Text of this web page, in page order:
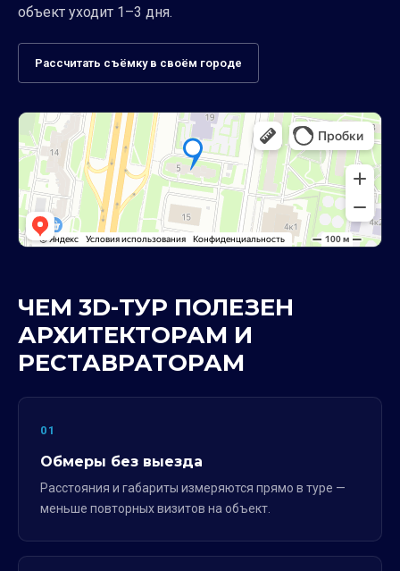
объект уходит 1–3 дня.
Рассчитать съёмку в своём городе
ЧЕМ 3D-ТУР ПОЛЕЗЕН
АРХИТЕКТОРАМ И
РЕСТАВРАТОРАМ
01
Обмеры без выезда
Расстояния и габариты измеряются прямо в туре —
меньше повторных визитов на объект.